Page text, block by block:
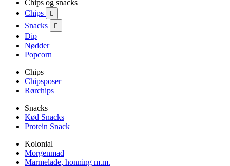
Chips og snacks
Chips

Snacks 
Dip
Nødder
Popcorn
Chips
Chipsposer
Rørchips
Snacks
Kød Snacks
Protein Snack
Kolonial
Morgenmad
Marmelade, honning m.m.